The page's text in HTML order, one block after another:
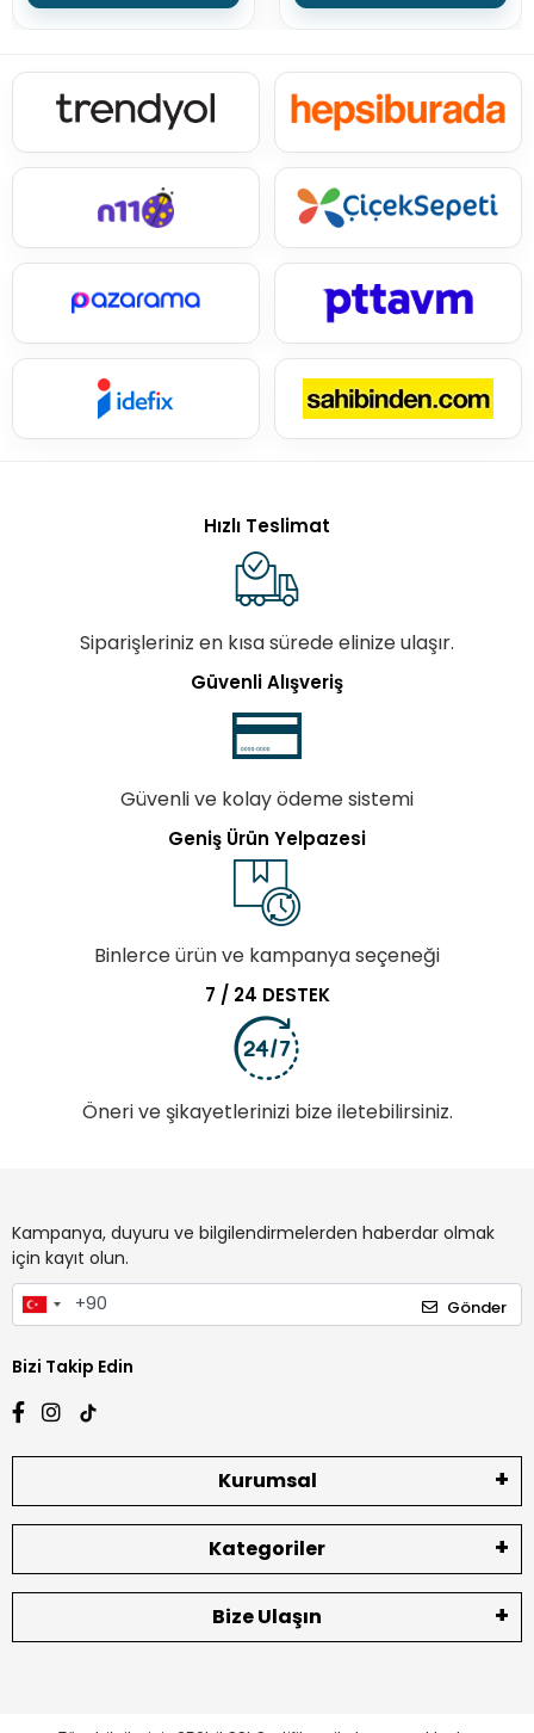
Hızlı Teslimat
Siparişleriniz en kısa sürede elinize ulaşır.
Güvenli Alışveriş
Güvenli ve kolay ödeme sistemi
Geniş Ürün Yelpazesi
Binlerce ürün ve kampanya seçeneği
7 / 24 DESTEK
Öneri ve şikayetlerinizi bize iletebilirsiniz.
Kampanya, duyuru ve bilgilendirmelerden haberdar olmak
için kayıt olun.
Gönder
Bizi Takip Edin
Kurumsal
Kategoriler
Bize Ulaşın